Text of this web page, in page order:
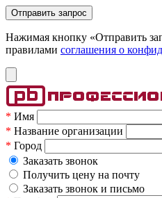
Нажимая кнопку «Отправить
правилами соглашения о
* Имя
* Название организации
* Город
Заказать звонок
Получить цену на почту
Заказать звонок и письмо